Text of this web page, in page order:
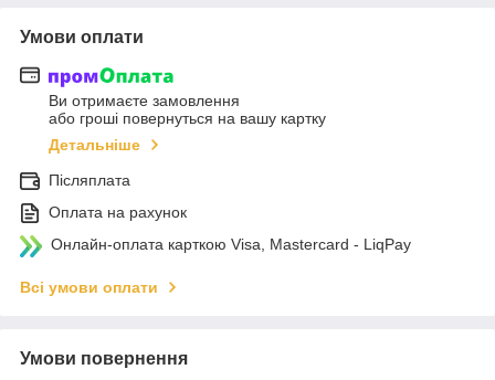
Умови оплати
Ви отримаєте замовлення
або гроші повернуться на вашу картку
Детальніше
Післяплата
Оплата на рахунок
Онлайн-оплата карткою Visa, Mastercard - LiqPay
Всі умови оплати
Умови повернення